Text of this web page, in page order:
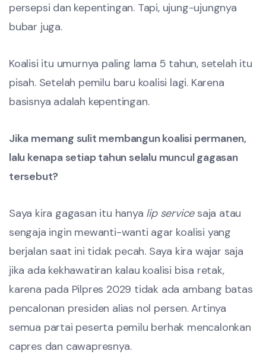
persepsi dan kepentingan. Tapi, ujung-ujungnya
bubar juga.
Koalisi itu umurnya paling lama 5 tahun, setelah itu
pisah. Setelah pemilu baru koalisi lagi. Karena
basisnya adalah kepentingan.
Jika memang sulit membangun koalisi permanen,
lalu kenapa setiap tahun selalu muncul gagasan
tersebut?
Saya kira gagasan itu hanya lip servicesaja atau
sengaja ingin mewanti-wanti agar koalisi yang
berjalan saat ini tidak pecah. Saya kira wajar saja
jika ada kekhawatiran kalau koalisi bisa retak,
karena pada Pilpres 2029 tidak ada ambang batas
pencalonan presiden alias nol persen. Artinya
semua partai peserta pemilu berhak mencalonkan
capres dan cawapresnya.